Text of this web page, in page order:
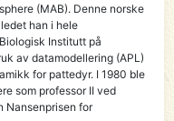
(MAB). Denne norske
han i hele
Institutt på
av datamodellering (APL)
for pattedyr. I 1980 ble
som professor II ved
Nansenprisen for